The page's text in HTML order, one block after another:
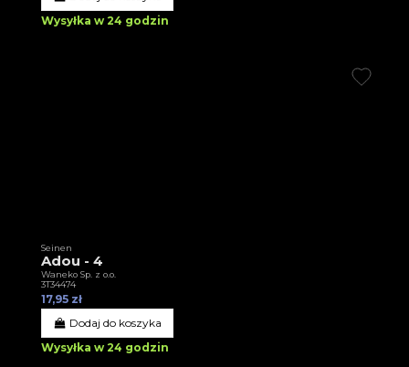
Wysyłka w 24 godzin
Seinen
Adou - 4
Waneko Sp. z o.o.
3T34474
17,95 zł
Dodaj do koszyka
Wysyłka w 24 godzin